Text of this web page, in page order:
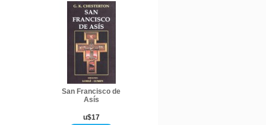
San Francisco de
Asís
u$17